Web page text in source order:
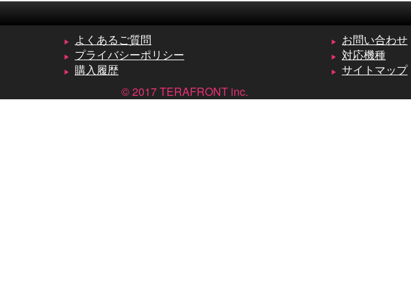
よくあるご質問
お問い合わせ
プライバシーポリシー
対応機種
購入履歴
サイトマップ
© 2017 TERAFRONT inc.